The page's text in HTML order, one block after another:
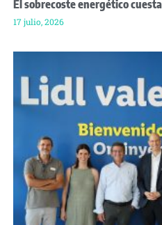
El sobrecoste energético
17 julio, 2026